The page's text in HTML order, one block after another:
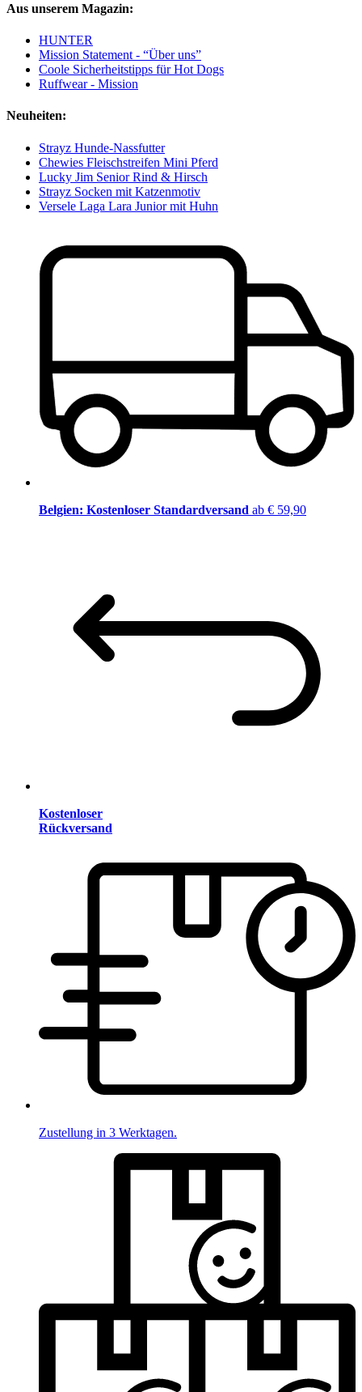
Aus unserem Magazin:
HUNTER
Mission Statement - “Über uns”
Coole Sicherheitstipps für Hot Dogs
Ruffwear - Mission
Neuheiten:
Strayz Hunde-Nassfutter
Chewies Fleischstreifen Mini Pferd
Lucky Jim Senior Rind & Hirsch
Strayz Socken mit Katzenmotiv
Versele Laga Lara Junior mit Huhn
Belgien: Kostenloser Standardversand ab € 59,90
Kostenloser
Rückversand
Zustellung in 3 Werktagen.